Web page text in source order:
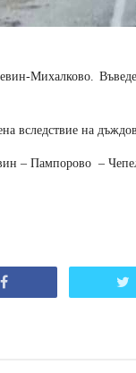
Михалково.
вследствие на
– Пампорово –